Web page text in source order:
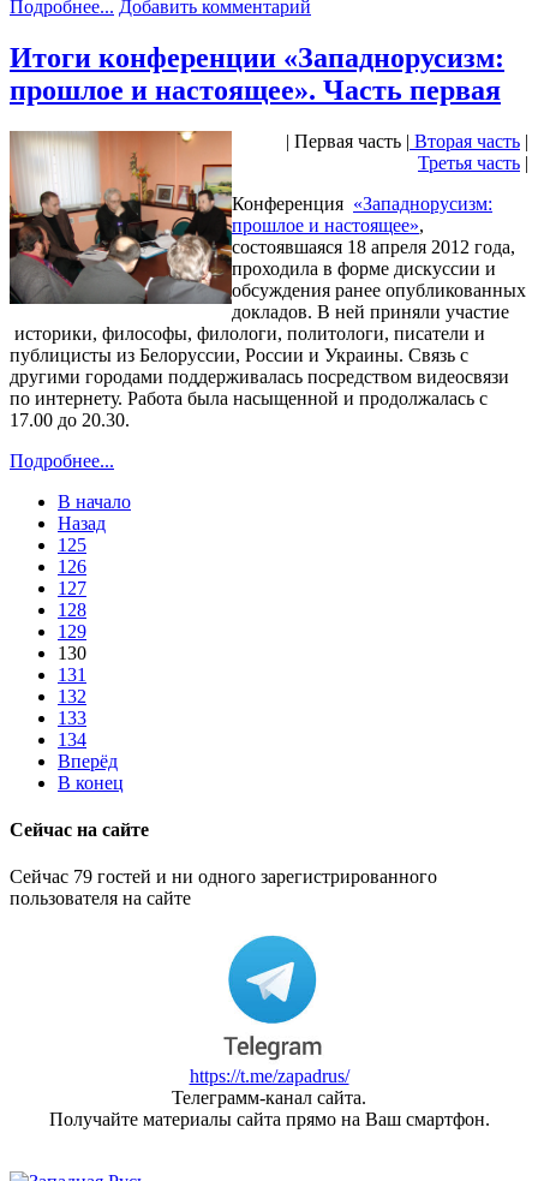
Подробнее... Добавить комментарий
Итоги конференции «Западнорусизм:
прошлое и настоящее». Часть первая
| Первая часть | Вторая часть |
Третья часть |
Конференция «Западнорусизм:
прошлое и настоящее»,
состоявшаяся 18 апреля 2012 года,
проходила в форме дискуссии и
обсуждения ранее опубликованных
докладов. В ней приняли участие
историки, философы, филологи, политологи, писатели и
публицисты из Белоруссии, России и Украины. Связь с
другими городами поддерживалась посредством видеосвязи
по интернету. Работа была насыщенной и продолжалась с
17.00 до 20.30.
Подробнее...
В начало
Назад
125
126
127
128
129
130
131
132
133
134
Вперёд
В конец
Сейчас на сайте
Сейчас 79 гостей и ни одного зарегистрированного
пользователя на сайте
https://t.me/zapadrus/
Телеграмм-канал сайта.
Получайте материалы сайта прямо на Ваш смартфон.